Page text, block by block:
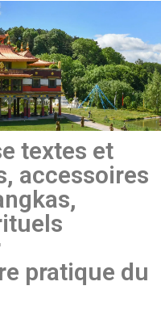
textes et
accessoires
pratique du